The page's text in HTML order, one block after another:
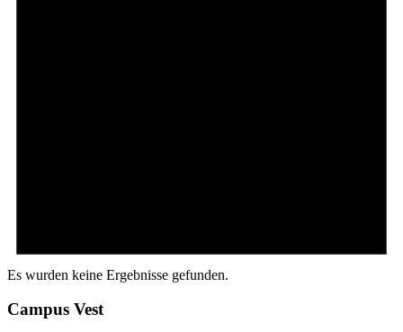
Es wurden keine Ergebnisse gefunden.
Campus Vest